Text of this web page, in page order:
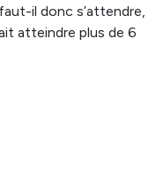
il donc s’attendre,
atteindre plus de 6